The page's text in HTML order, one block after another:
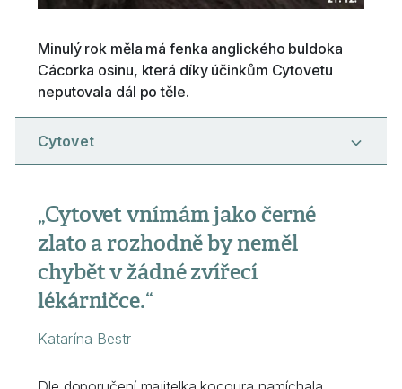
Minulý rok měla má fenka anglického buldoka
Cácorka osinu, která díky účinkům Cytovetu
neputovala dál po těle.
Cytovet
„Cytovet vnímám jako černé
zlato a rozhodně by neměl
chybět v žádné zvířecí
lékárničce.“
Katarína Bestr